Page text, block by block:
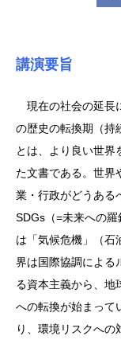
講演要旨
現在の社会の延長
の歴史の転換期（持
とは、より良い世界
た文書である。世界
業・行政がどうある
SDGs（=未来への
は「気候危機」（石
界は国際協調による
る資本主義から、地
への転換が始まって
り、環境リスクへ